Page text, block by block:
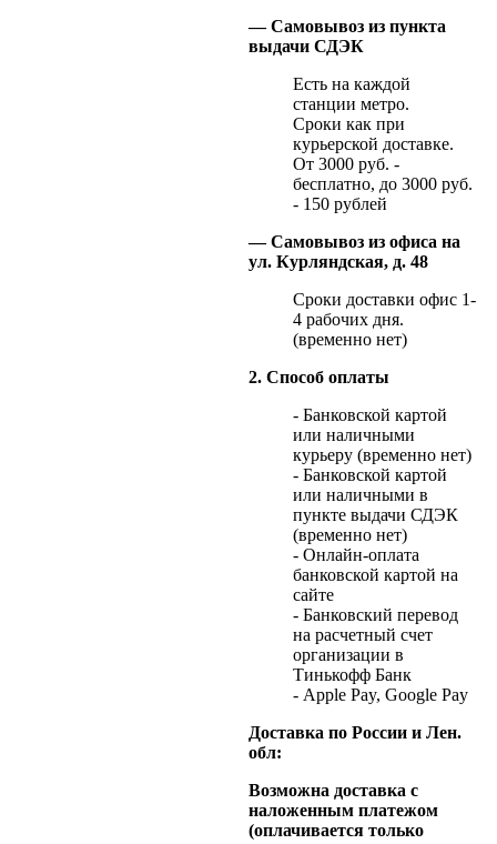
— Самовывоз из пункта
выдачи СДЭК
Есть на каждой
станции метро.
Сроки как при
курьерской доставке.
От 3000 руб. -
бесплатно, до 3000 руб.
- 150 рублей
— Самовывоз из офиса на
ул. Курляндская, д. 48
Сроки доставки офис 1-
4 рабочих дня.
(временно нет)
2. Способ оплаты
- Банковской картой
или наличными
курьеру (временно нет)
- Банковской картой
или наличными в
пункте выдачи СДЭК
(временно нет)
- Онлайн-оплата
банковской картой на
сайте
- Банковский перевод
на расчетный счет
организации в
Тинькофф Банк
- Apple Pay, Google Pay
Доставка по России и Лен.
обл:
Возможна доставка с
наложенным платежом
(оплачивается только